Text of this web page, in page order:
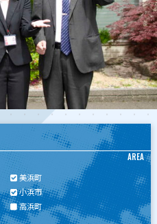
AREA
美浜町
小浜市
高浜町